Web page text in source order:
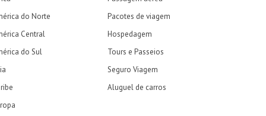
do Norte
Central
do Sul
Pacotes de viagem
Hospedagem
Tours e Passeios
Seguro Viagem
Aluguel de carros